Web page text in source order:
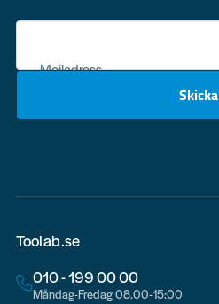
Mejladress
Skicka
Toolab.se
010 - 199 00 00
Måndag-Fredag 08.00-15:00